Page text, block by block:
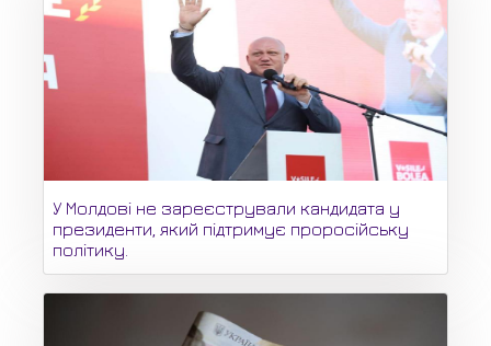
У Молдові не зареєстрували кандидата у
президенти, який підтримує проросійську
політику.